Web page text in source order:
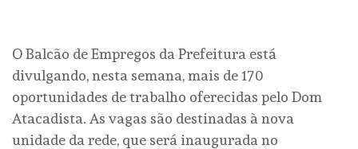
O Balcão de Empregos da Prefeitura está
divulgando, nesta semana, mais de 170
oportunidades de trabalho oferecidas pelo Dom
Atacadista. As vagas são destinadas à nova
unidade da rede, que será inaugurada no